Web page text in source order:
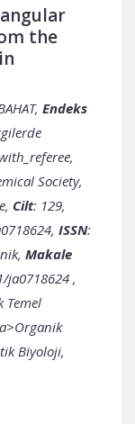
the
Endeks
Society,
Cilt: 129,
ISSN:
Makale
ja0718624,
Temel
Biyoloji,